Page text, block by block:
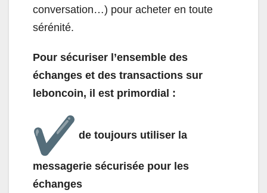
conversation…) pour acheter en toute
sérénité.
Pour sécuriser l’ensemble des
échanges et des transactions sur
leboncoin, il est primordial :
de toujours utiliser la
messagerie sécurisée pour les
échanges